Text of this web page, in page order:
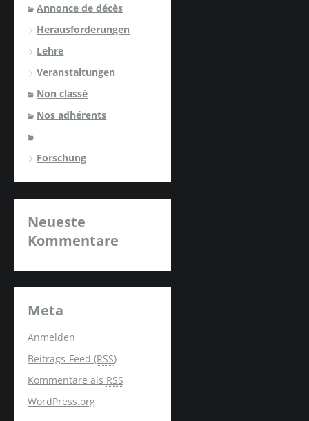
Annonce de décès
Herausforderungen
Lehre
Veranstaltungen
Non classé
Nos adhérents
Forschung
Neueste
Kommentare
Meta
Anmelden
Beitrags-Feed (RSS)
Kommentare als RSS
WordPress.org